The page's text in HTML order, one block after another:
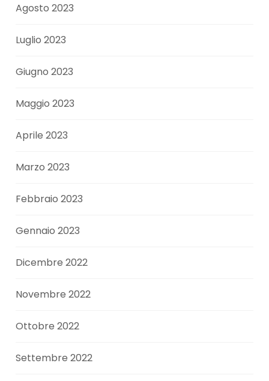
Agosto 2023
Luglio 2023
Giugno 2023
Maggio 2023
Aprile 2023
Marzo 2023
Febbraio 2023
Gennaio 2023
Dicembre 2022
Novembre 2022
Ottobre 2022
Settembre 2022